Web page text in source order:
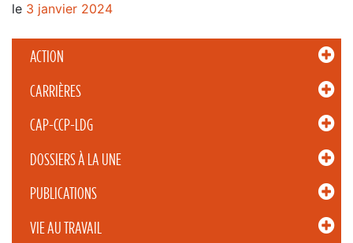
ACTION
CARRIÈRES
CAP-CCP-LDG
DOSSIERS À LA UNE
PUBLICATIONS
VIE AU TRAVAIL
le 3 janvier 2024